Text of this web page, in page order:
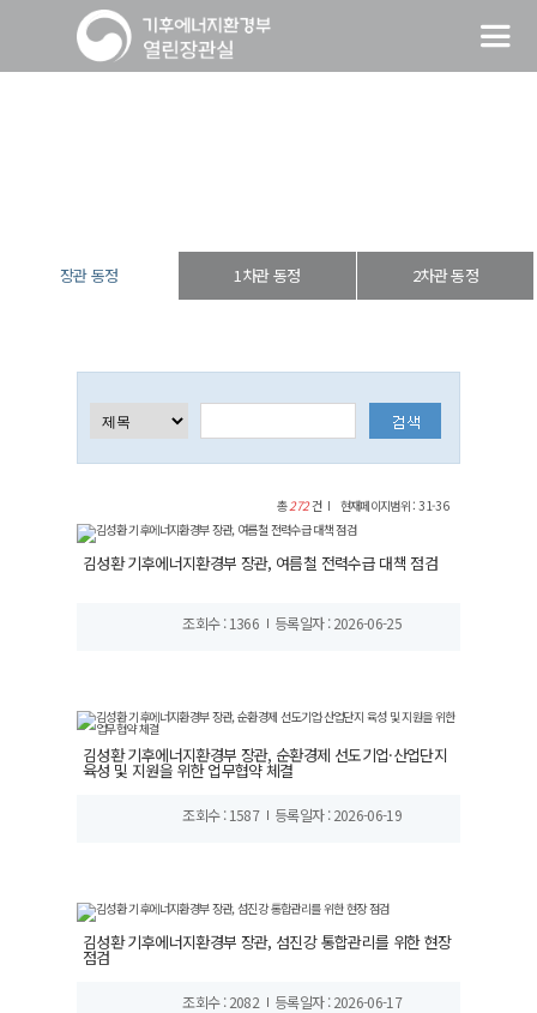
장관 동정 1차관 동정 2차관 동정
총272건 현재페이지범위 : 31-36
김성환 기후에너지환경부 장관, 여름철 전력수급 대책 점검
조회수 : 1366 등록일자 : 2026-06-25
김성환 기후에너지환경부 장관, 순환경제 선도기업·산업단지
육성 및 지원을 위한 업무협약 체결
조회수 : 1587 등록일자 : 2026-06-19
김성환 기후에너지환경부 장관, 섬진강 통합관리를 위한 현장
점검
조회수 : 2082 등록일자 : 2026-06-17